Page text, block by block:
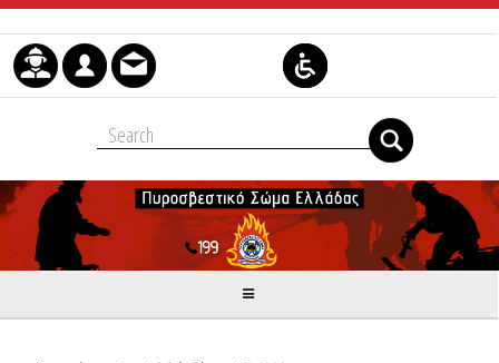
Μετάβαση στο περιεχόμενο